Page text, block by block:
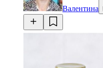
Валентина